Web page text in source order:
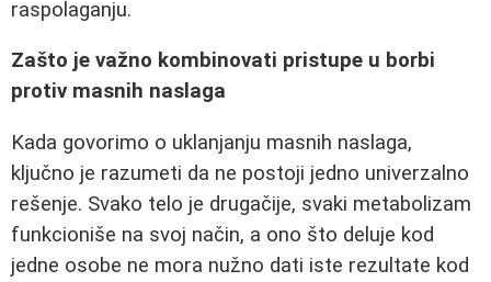
raspolaganju.
Zašto je važno kombinovati pristupe u borbi
protiv masnih naslaga
Kada govorimo o uklanjanju masnih naslaga,
ključno je razumeti da ne postoji jedno univerzalno
rešenje. Svako telo je drugačije, svaki metabolizam
funkcioniše na svoj način, a ono što deluje kod
jedne osobe ne mora nužno dati iste rezultate kod